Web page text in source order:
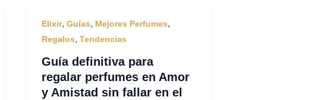
Elixir,Guías, Mejores Perfumes,
Regalos,Tendencias
Guía definitiva para
regalar perfumes en Amor
y Amistad sin fallar en el